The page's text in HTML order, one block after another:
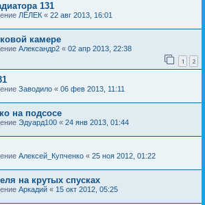
131
ЛЁЛЕК « 22 авг 2013, 16:01
камере
Александр2 « 02 апр 2013, 22:38
1 2
Заводило « 06 фев 2013, 11:11
на подсосе
Эдуард100 « 24 янв 2013, 01:44
Алексей_Купченко « 25 ноя 2012, 01:22
на крутых спусках
Аркадий « 15 окт 2012, 05:25